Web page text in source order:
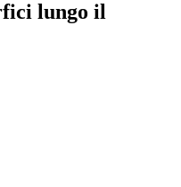
lungo il